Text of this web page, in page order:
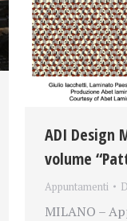
ADI Design
volume
Appuntamenti
MILANO –